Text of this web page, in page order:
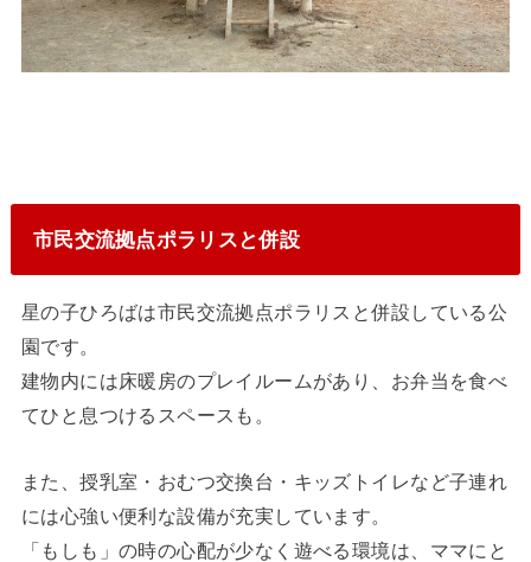
市民交流拠点ポラリスと併設
星の子ひろばは市民交流拠点ポラリスと併設している公
園です。
建物内には床暖房のプレイルームがあり、お弁当を食べ
てひと息つけるスペースも。
また、授乳室・おむつ交換台・キッズトイレなど子連れ
には心強い便利な設備が充実しています。
「もしも」の時の心配が少なく遊べる環境は、ママにと